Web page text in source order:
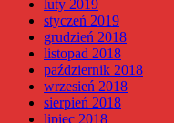
luty 2019
styczeń 2019
grudzień 2018
listopad 2018
październik 2018
wrzesień 2018
sierpień 2018
lipiec 2018